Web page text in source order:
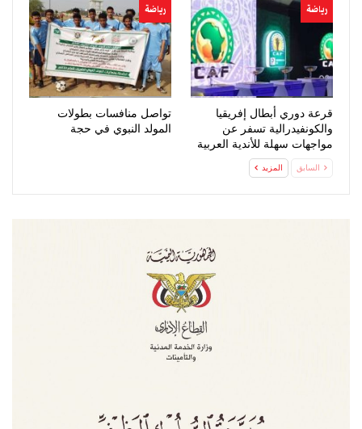
رياضة
قرعة دوري أبطال إفريقيا
والكونفيدرالية تسفر عن
مواجهات سهلة للأندية العربية
رياضة
تواصل منافسات بطولات
المولد النبوي في حجة
السابق المزيد